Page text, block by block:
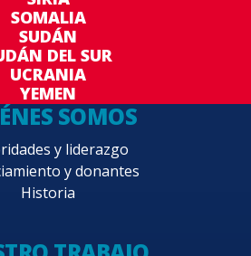
SOMALIA
SUDÁN
DEL SUR
UCRANIA
YEMEN
SOMOS
y liderazgo
y donantes
Historia